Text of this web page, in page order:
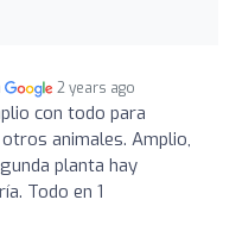
2 years ago
con todo para
animales. Amplio,
planta hay
Todo en 1